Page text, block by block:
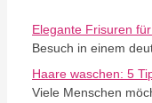
Elegante Frisuren
Besuch in einem
Haare waschen: 5
Viele Menschen